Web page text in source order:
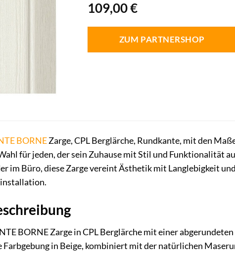
109,00€
ZUM PARTNERSHOP
BORNEZarge, CPL Berglärche, Rundkante, mit den
für jeden, der sein Zuhause mit Stil und Funktionalität
im Büro, diese Zarge vereint Ästhetik mit Langlebigkeit
BORNE Zarge in CPL Berglärche mit einer
Farbgebung in Beige, kombiniert mit der natürlichen